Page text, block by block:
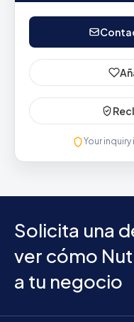
Your
Solicita una
ver cómo
a tu negocio